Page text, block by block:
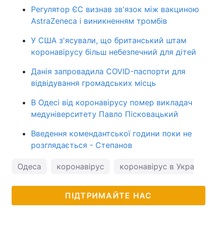
Регулятор ЄС визнав зв'язок між вакциною
AstraZeneca і виникненням тромбів
У США з'ясували, що британський штам
коронавірусу більш небезпечний для дітей
Данія запровадила COVID-паспорти для
відвідування громадських місць
В Одесі від коронавірусу помер викладач
медуніверситету Павло Пісковацький
Введення комендантської години поки не
розглядається - Степанов
Одеса коронавірус коронавірус в Україні
ПІДТРИМАЙТЕ НАС